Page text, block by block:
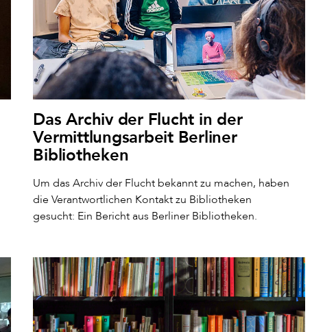
Das Archiv der Flucht in der
Vermittlungsarbeit Berliner
Bibliotheken
Um das Archiv der Flucht bekannt zu machen, haben
die Verantwortlichen Kontakt zu Bibliotheken
gesucht: Ein Bericht aus Berliner Bibliotheken.